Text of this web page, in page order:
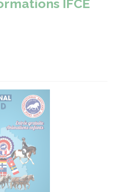
IFCE